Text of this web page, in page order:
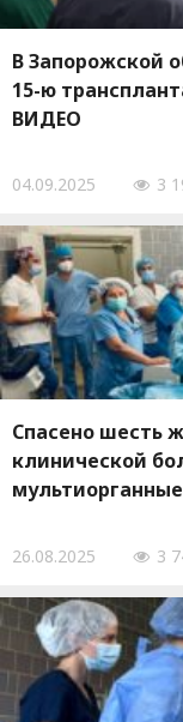
В Запорожской
15-ю
ВИДЕО
04.09.2025 3
Спасено шесть
клинической
26.08.2025 3